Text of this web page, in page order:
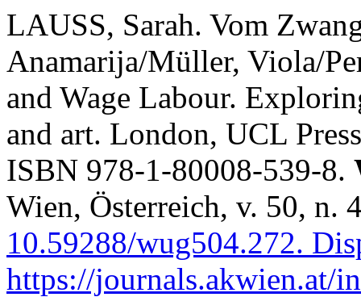
LAUSS, Sarah. Vom
Anamarija/Müller, Viola/
and Wage Labour.
and art. London, UCL
ISBN 978-1-80008-539-8.
Wien, Österreich, v. 50, n.
10.59288/wug504.272.
https://journals.akwien.at/